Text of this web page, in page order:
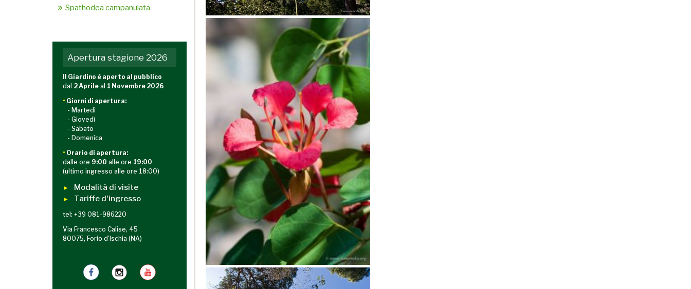
Spathodea campanulata
Apertura stagione 2026
Il Giardino è aperto al pubblico
dal 2 Aprile al 1 Novembre 2026
• Giorni di apertura:
- Martedì
- Giovedì
- Sabato
- Domenica
• Orario di apertura:
dalle ore 9:00 alle ore 19:00
(ultimo ingresso alle ore 18:00)
► Modalità di visite
► Tariffe d'ingresso
tel: +39 081-986220
Via Francesco Calise, 45
80075, Forio d'Ischia (NA)